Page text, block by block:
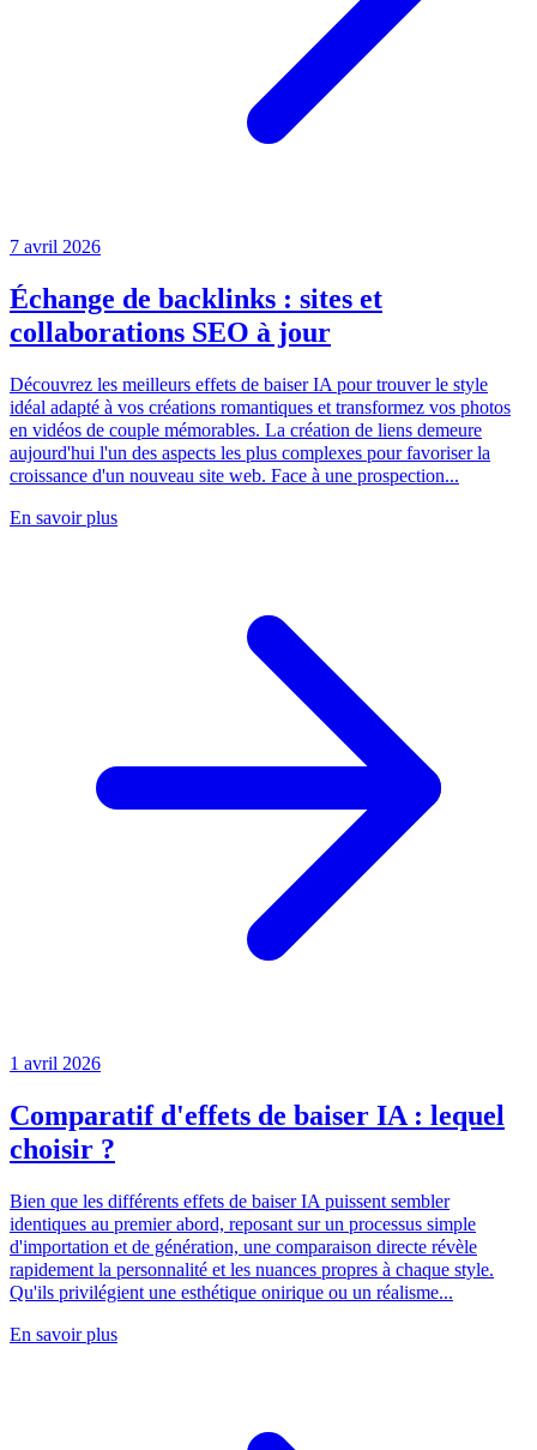
7 avril 2026
Échange de backlinks : sites et
collaborations SEO à jour
Découvrez les meilleurs effets de baiser IA pour trouver le style
idéal adapté à vos créations romantiques et transformez vos photos
en vidéos de couple mémorables. La création de liens demeure
aujourd'hui l'un des aspects les plus complexes pour favoriser la
croissance d'un nouveau site web. Face à une prospection...
En savoir plus
1 avril 2026
Comparatif d'effets de baiser IA : lequel
choisir ?
Bien que les différents effets de baiser IA puissent sembler
identiques au premier abord, reposant sur un processus simple
d'importation et de génération, une comparaison directe révèle
rapidement la personnalité et les nuances propres à chaque style.
Qu'ils privilégient une esthétique onirique ou un réalisme...
En savoir plus